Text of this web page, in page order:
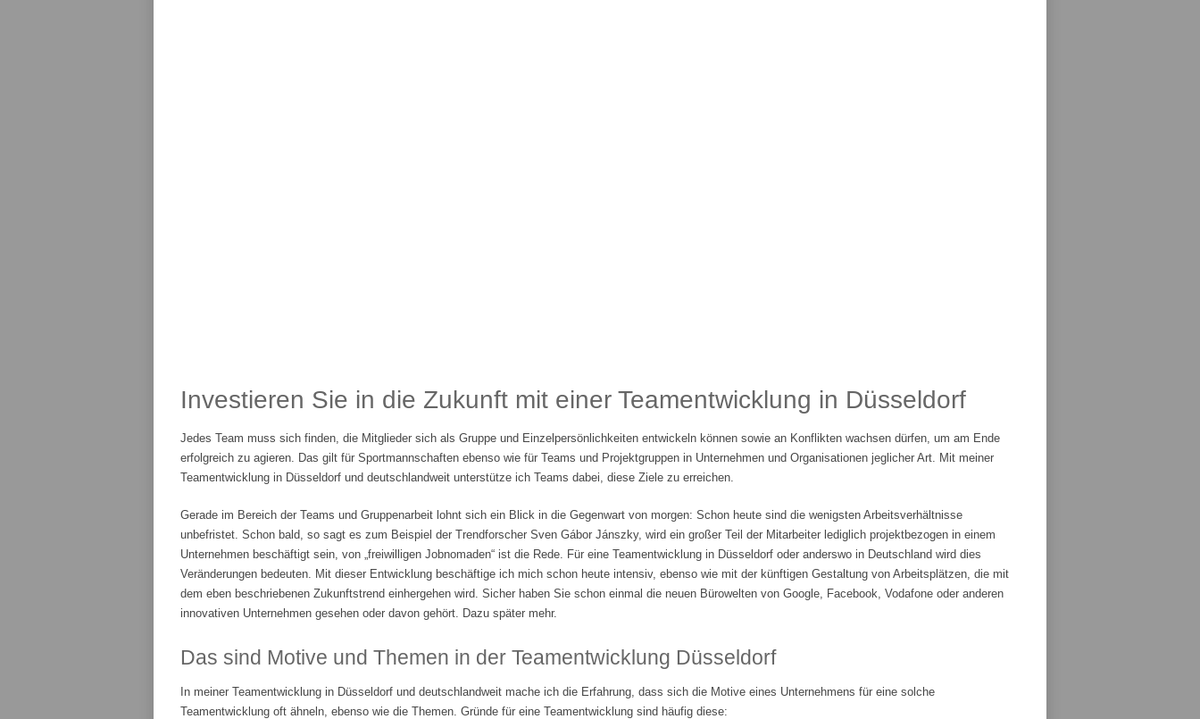
Investieren Sie in die Zukunft mit einer Teamentwicklung in Düsseldorf
Jedes Team muss sich finden, die Mitglieder sich als Gruppe und Einzelpersönlichkeiten entwickeln können sowie an Konflikten wachsen dürfen, um am Ende
erfolgreich zu agieren. Das gilt für Sportmannschaften ebenso wie für Teams und Projektgruppen in Unternehmen und Organisationen jeglicher Art. Mit meiner
Teamentwicklung in Düsseldorf und deutschlandweit unterstütze ich Teams dabei, diese Ziele zu erreichen.
Gerade im Bereich der Teams und Gruppenarbeit lohnt sich ein Blick in die Gegenwart von morgen: Schon heute sind die wenigsten Arbeitsverhältnisse
unbefristet. Schon bald, so sagt es zum Beispiel der Trendforscher Sven Gábor Jánszky, wird ein großer Teil der Mitarbeiter lediglich projektbezogen in einem
Unternehmen beschäftigt sein, von „freiwilligen Jobnomaden“ ist die Rede. Für eine Teamentwicklung in Düsseldorf oder anderswo in Deutschland wird dies
Veränderungen bedeuten. Mit dieser Entwicklung beschäftige ich mich schon heute intensiv, ebenso wie mit der künftigen Gestaltung von Arbeitsplätzen, die mit
dem eben beschriebenen Zukunftstrend einhergehen wird. Sicher haben Sie schon einmal die neuen Bürowelten von Google, Facebook, Vodafone oder anderen
innovativen Unternehmen gesehen oder davon gehört. Dazu später mehr.
Das sind Motive und Themen in der Teamentwicklung Düsseldorf
In meiner Teamentwicklung in Düsseldorf und deutschlandweit mache ich die Erfahrung, dass sich die Motive eines Unternehmens für eine solche
Teamentwicklung oft ähneln, ebenso wie die Themen. Gründe für eine Teamentwicklung sind häufig diese: